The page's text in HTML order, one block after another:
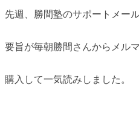
先週、勝間塾のサポートメー
要旨が毎朝勝間さんからメル
購入して一気読みしました。